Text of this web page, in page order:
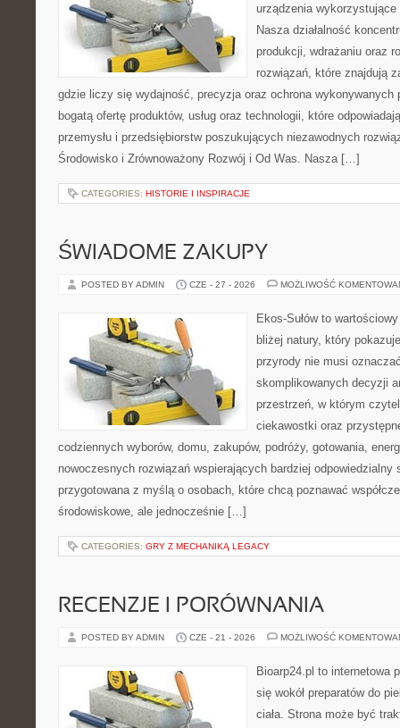
urządzenia
Nasza działalność
produkcji, wdrażaniu oraz
rozwiązań, które znajdują
gdzie liczy się wydajność, precyzja oraz ochrona wykonywanych
bogatą ofertę produktów, usług oraz technologii, które
przemysłu i przedsiębiorstw poszukujących niezawodnych
Środowisko i Zrównoważony Rozwój i Od Was. Nasza […]
CATEGORIES: HISTORIE I INSPIRACJE
ŚWIADOME ZAKUPY
POSTED BY ADMIN CZE - 27 - 2026 MOŻLIWOŚĆ
Ekos-Sułów to
bliżej natury, który
przyrody nie musi
skomplikowanych decyzji
przestrzeń, w którym
ciekawostki oraz
codziennych wyborów, domu, zakupów, podróży, gotowania,
nowoczesnych rozwiązań wspierających bardziej odpowiedzialny
przygotowana z myślą o osobach, które chcą poznawać
środowiskowe, ale jednocześnie […]
CATEGORIES: GRY Z MECHANIKĄ LEGACY
RECENZJE I PORÓWNANIA
POSTED BY ADMIN CZE - 21 - 2026 MOŻLIWOŚĆ
Bioarp24.pl to internetowa
się wokół preparatów do
ciała. Strona może być